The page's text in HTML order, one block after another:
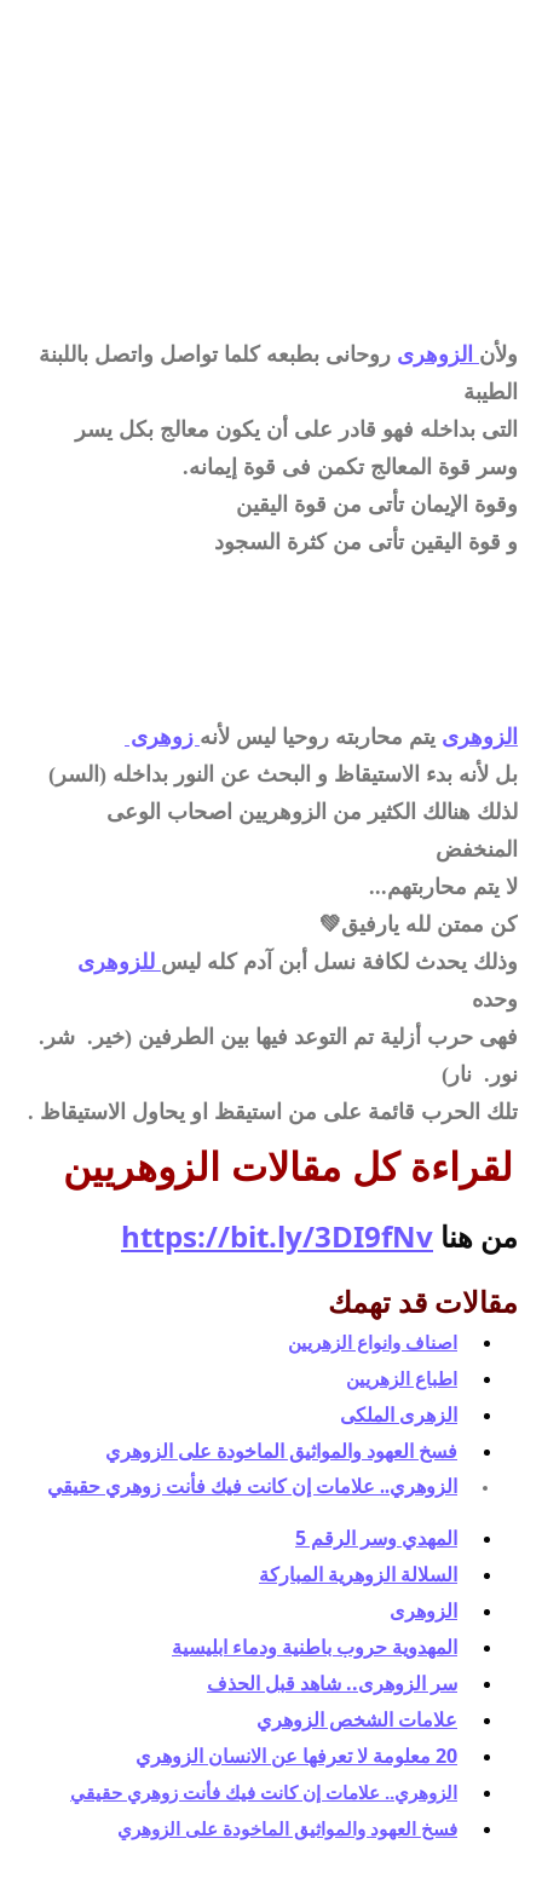
ولأن الزوهرى روحانى بطبعه كلما تواصل واتصل باللبنة
الطيبة
التى بداخله فهو قادر على أن يكون معالج بكل يسر
وسر قوة المعالج تكمن فى قوة إيمانه.
وقوة الإيمان تأتى من قوة اليقين
و قوة اليقين تأتى من كثرة السجود
الزوهرى يتم محاربته روحيا ليس لأنه زوهرى
بل لأنه بدء الاستيقاظ و البحث عن النور بداخله (السر)
لذلك هنالك الكثير من الزوهريين اصحاب الوعى
المنخفض
لا يتم محاربتهم...
كن ممتن لله يارفيق💚
وذلك يحدث لكافة نسل أبن آدم كله ليس للزوهرى
وحده
فهى حرب أزلية تم التوعد فيها بين الطرفين (خير. شر.
نور. نار)
تلك الحرب قائمة على من استيقظ او يحاول الاستيقاظ .
لقراءة كل مقالات الزوهريين
من هنا https://bit.ly/3DI9fNv
مقالات قد تهمك
اصناف وانواع الزهريين
اطباع الزهريين
الزهرى الملكى
فسخ العهود والمواثيق الماخودة على الزوهري
الزوهري.. علامات إن كانت فيك فأنت زوهري حقيقي
المهدي وسر الرقم 5
السلالة الزوهرية المباركة
الزوهرى
المهدوية حروب باطنية ودماء ابليسية
سر الزوهرى.. شاهد قبل الحذف
علامات الشخص الزوهري
20 معلومة لا تعرفها عن الانسان الزوهري
الزوهري.. علامات إن كانت فيك فأنت زوهري حقيقي
فسخ العهود والمواثيق الماخودة على الزوهري